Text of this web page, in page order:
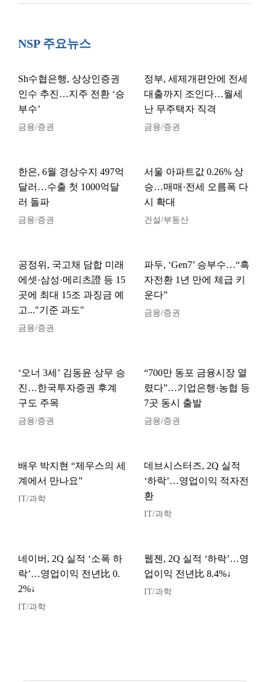
NSP 주요뉴스
Sh수협은행, 상상인증권
인수 추진…지주 전환 ‘승
부수’
금융/증권
정부, 세제개편안에 전세
대출까지 조인다…월세
난 무주택자 직격
금융/증권
한은, 6월 경상수지 497억
달러…수출 첫 1000억달
러 돌파
금융/증권
서울 아파트값 0.26% 상
승…매매·전세 오름폭 다
시 확대
건설/부동산
공정위, 국고채 담합 미래
에셋·삼성·메리츠證 등 15
곳에 최대 15조 과징금 예
고..."기준 과도"
금융/증권
파두, ‘Gen7’ 승부수…“흑
자전환 1년 만에 체급 키
운다”
금융/증권
‘오너 3세’ 김동윤 상무 승
진…한국투자증권 후계
구도 주목
금융/증권
“700만 동포 금융시장 열
렸다”…기업은행·농협 등
7곳 동시 출발
금융/증권
배우 박지현 “제우스의 세
계에서 만나요”
IT/과학
데브시스터즈, 2Q 실적
‘하락’…영업이익 적자전
환
IT/과학
네이버, 2Q 실적 ‘소폭 하
락’…영업이익 전년比 0.
2%↓
IT/과학
웹젠, 2Q 실적 ‘하락’…영
업이익 전년比 8.4%↓
IT/과학